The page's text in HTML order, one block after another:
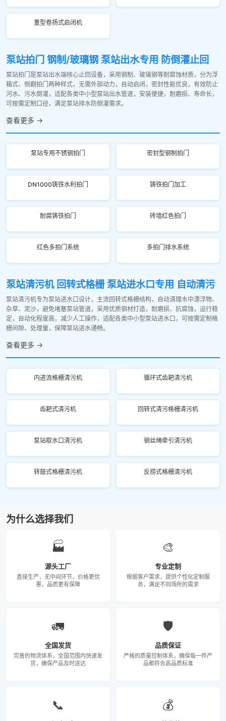
重型卷扬式启闭机
泵站拍门 钢制/玻璃钢 泵站出水专用 防倒灌止回
泵站拍门是泵站出水端核心止回设备，采用钢制、玻璃钢等耐腐蚀材质，分为浮
箱式、侧翻拍门两种样式，无需外部动力，自动启闭，密封性能优良，有效防止
河水、污水倒灌，适配各类中小型泵站出水管道，安装便捷，耐磨损、寿命长，
可按需定制口径，满足泵站排水防倒灌需求。
查看更多 →
泵站专用不锈钢拍门 密封型钢制拍门
DN1000铸铁水利拍门 铸铁拍门加工
耐腐铸铁拍门 砖墙红色拍门
红色多拍门系统 多拍门排水系统
泵站清污机 回转式格栅 泵站进水口专用 自动清污
泵站清污机专为泵站进水口设计，主流回转式格栅结构，自动清理水中漂浮物、
杂草、泥沙，避免堵塞泵站管道，采用优质钢材打造，耐磨损、抗腐蚀，运行稳
定，自动化程度高，减少人工操作，适配各类中小型泵站进水口，可按需定制格
栅间隙、处理量，保障泵站进水通畅。
查看更多 →
内进流格栅清污机 循环式齿耙清污机
齿耙式清污机 回转式清污格栅清污机
泵站取水口清污机 钢丝绳牵引清污机
转鼓式格栅清污机 反捞式格栅清污机
为什么选择我们
🏭
源头工厂
直接生产，无中间环节，价格更优
惠，品质更有保障
🎨
专业定制
根据客户需求，提供个性化定制服
务，满足不同场所的需求
🚛
全国发货
完善的物流体系，全国范围内快速发
货，确保产品及时送达
🛡️
品质保证
严格的质量控制体系，确保每一件产
品都符合高品质标准
📞 💰